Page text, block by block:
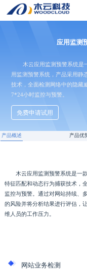
应用监测
木云应用监测预警系统是
用监测预警系统，产品采用静
技术，全面检测网络中的隐藏
7*24小时监控与预警。
免费申请试用
产品概述 产品优
木云应用监测预警系统是一
特征匹配和动态行为捕获技术，
监控与预警。通过对网站持续、
的风险并将分析结果进行评估，
维人员的工作压力。
网站业务检测